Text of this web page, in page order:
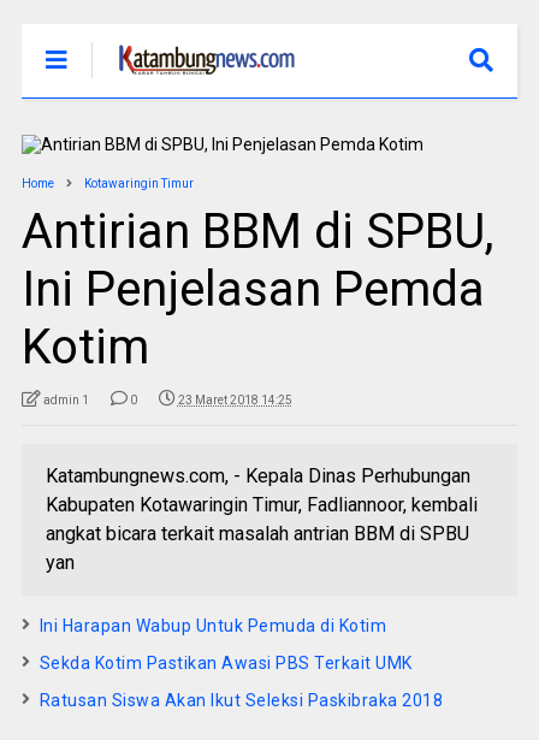
Home Kotawaringin Timur
Antirian BBM di SPBU,
Ini Penjelasan Pemda
Kotim
admin 1 0 23 Maret 2018 14:25
Katambungnews.com, - Kepala Dinas Perhubungan
Kabupaten Kotawaringin Timur, Fadliannoor, kembali
angkat bicara terkait masalah antrian BBM di SPBU
yan
Ini Harapan Wabup Untuk Pemuda di Kotim
Sekda Kotim Pastikan Awasi PBS Terkait UMK
Ratusan Siswa Akan Ikut Seleksi Paskibraka 2018